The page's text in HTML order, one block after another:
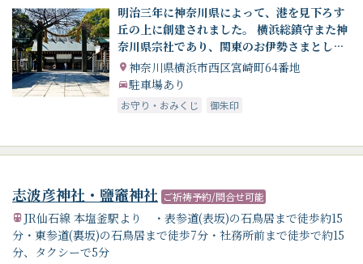
明治三年に神奈川県によって、港を見下ろす
丘の上に創建されました。 横浜総鎮守また神
奈川県宗社であり、関東のお伊勢さまとして
広く崇敬を集めています。
神奈川県横浜市西区宮崎町64番地
駐車場あり
お守り・おみくじ 御朱印
志波彦神社・鹽竈神社 ご祈祷予約/問合せ可能
JR仙石線 本塩釜駅より ・表参道(表坂)の石鳥居まで徒歩約15
分・東参道(裏坂)の石鳥居まで徒歩7分・社務所前まで徒歩で約15
分、タクシーで5分